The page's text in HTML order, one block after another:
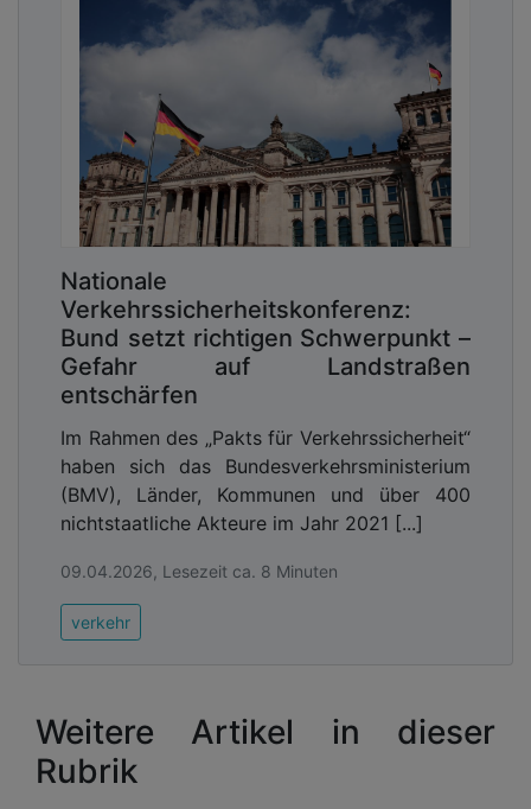
Nationale
Verkehrssicherheitskonferenz:
Bund setzt richtigen Schwerpunkt –
Gefahr auf Landstraßen
entschärfen
Im Rahmen des „Pakts für Verkehrssicherheit“
haben sich das Bundesverkehrsministerium
(BMV), Länder, Kommunen und über 400
nichtstaatliche Akteure im Jahr 2021 [...]
09.04.2026, Lesezeit ca. 8 Minuten
verkehr
Weitere Artikel in dieser
Rubrik